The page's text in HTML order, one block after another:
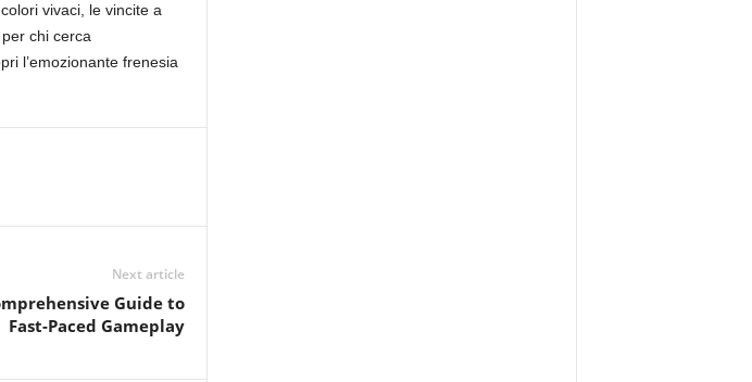
vivaci, le vincite a
chi cerca
l’emozionante frenesia
Next article
Guide to
Fast-Paced Gameplay